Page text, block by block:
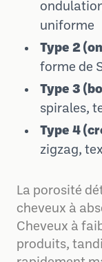
uniforme
Type 2
forme de
Type 3
spirales,
Type 4
zigzag,
La porosité
cheveux à
Cheveux à
produits,